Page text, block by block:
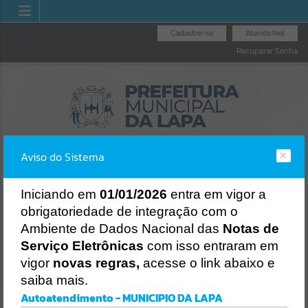
Atende.Net
Cadastre-se
Recuperar Senha
LICITAÇÕES
NOTA FISCAL
ELETRÔNICA
NOTA FISCAL
NACIONAL
Aviso do Sistema
Iniciando em 01/01/2026 entra em vigor a
obrigatoriedade de integração com o
Ambiente de Dados Nacional das Notas de
Serviço Eletrônicas com isso entraram em
vigor novas regras, acesse o link abaixo e
saiba mais.
Autoatendimento - MUNICIPIO DA LAPA
Erro
Gerenciamento do Sistema
Ocorreu um erro de script: